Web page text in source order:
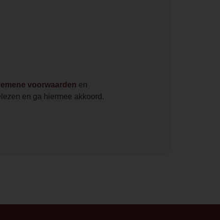
voorwaarden en
en ga hiermee akkoord.